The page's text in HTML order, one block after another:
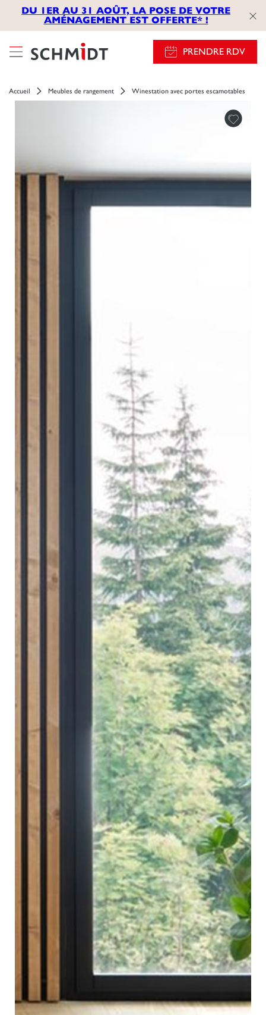
DU 1ER AU 31 AOÛT, LA POSE DE VOTRE
AMÉNAGEMENT EST OFFERTE* !
PRENDRE RDV
Accueil Meubles de rangement Winestation avec portes escamotables